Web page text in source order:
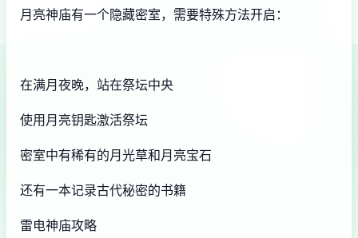
月亮神庙有一个隐藏密室，需要特殊方法开启：
在满月夜晚，站在祭坛中央
使用月亮钥匙激活祭坛
密室中有稀有的月光草和月亮宝石
还有一本记录古代秘密的书籍
雷电神庙攻略